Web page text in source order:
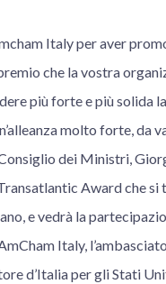
Italy per aver
che la vostra
più forte e più solida
molto forte, da
dei Ministri,
Award che si
e vedrà la
Italy,
d’Italia per gli Stati